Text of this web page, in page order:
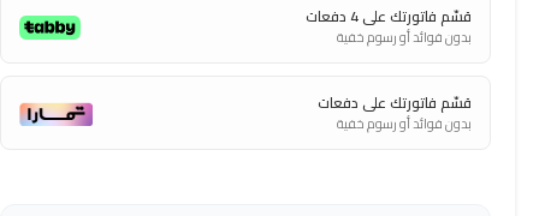
قسّم فاتورتك على 4 دفعات
بدون فوائد أو رسوم خفية
قسّم فاتورتك على دفعات
بدون فوائد أو رسوم خفية